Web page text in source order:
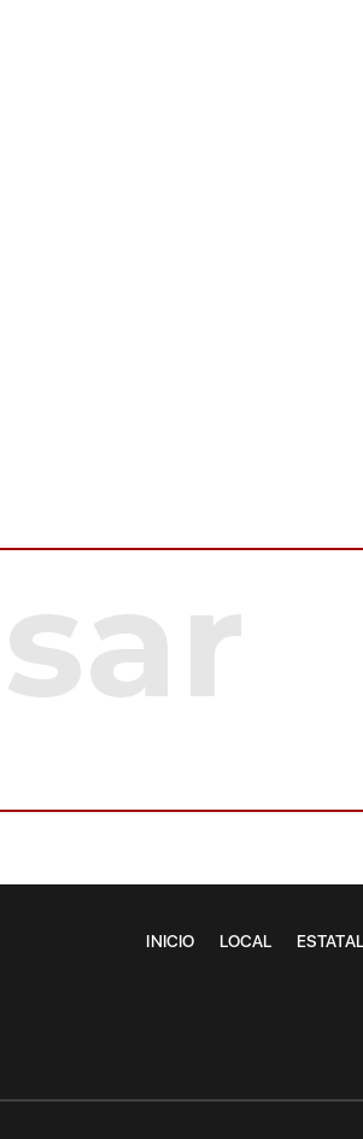
INICIO LOCAL ESTATAL